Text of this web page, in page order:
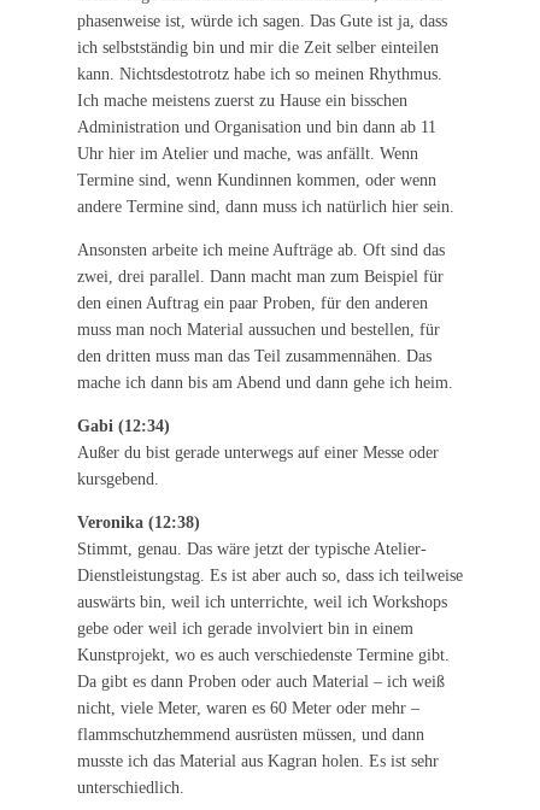
phasenweise ist, würde ich sagen. Das Gute ist ja, dass
ich selbstständig bin und mir die Zeit selber einteilen
kann. Nichtsdestotrotz habe ich so meinen Rhythmus.
Ich mache meistens zuerst zu Hause ein bisschen
Administration und Organisation und bin dann ab 11
Uhr hier im Atelier und mache, was anfällt. Wenn
Termine sind, wenn Kundinnen kommen, oder wenn
andere Termine sind, dann muss ich natürlich hier sein.
Ansonsten arbeite ich meine Aufträge ab. Oft sind das
zwei, drei parallel. Dann macht man zum Beispiel für
den einen Auftrag ein paar Proben, für den anderen
muss man noch Material aussuchen und bestellen, für
den dritten muss man das Teil zusammennähen. Das
mache ich dann bis am Abend und dann gehe ich heim.
Gabi (12:34)
Außer du bist gerade unterwegs auf einer Messe oder
kursgebend.
Veronika (12:38)
Stimmt, genau. Das wäre jetzt der typische Atelier-
Dienstleistungstag. Es ist aber auch so, dass ich teilweise
auswärts bin, weil ich unterrichte, weil ich Workshops
gebe oder weil ich gerade involviert bin in einem
Kunstprojekt, wo es auch verschiedenste Termine gibt.
Da gibt es dann Proben oder auch Material – ich weiß
nicht, viele Meter, waren es 60 Meter oder mehr –
flammschutzhemmend ausrüsten müssen, und dann
musste ich das Material aus Kagran holen. Es ist sehr
unterschiedlich.